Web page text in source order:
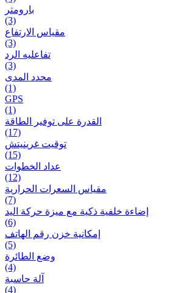
بارومتر
(3)
مقياس الارتفاع
(3)
تفاعلیه الرد
(3)
محدد المدى
(1)
GPS
(1)
القدرة على توفير الطاقة
(17)
توقيت غرينيتش
(15)
عداد الخطوات
(12)
مقیاس السعرات الحرارية
(7)
إضاءة خلفية ذكية مع ميزة حرکة اليد
(6)
إمكانية خزن رقم الهاتف
(5)
وضع الطائرة
(4)
آلة حاسبة
(4)